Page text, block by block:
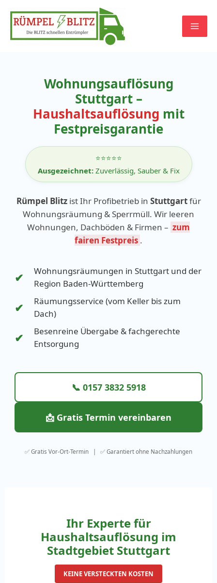
Inhalt
springen
Wohnungsauflösung
Stuttgart –
Haushaltsauflösung mit
Festpreisgarantie
⭐⭐⭐⭐⭐
Ausgezeichnet:Zuverlässig, Sauber & Fix
Rümpel Blitzist Ihr Profibetrieb in Stuttgartfür
Wohnungsräumung & Sperrmüll. Wir leeren
Wohnungen, Dachböden & Firmen – zum
fairen Festpreis .
✔
Wohnungsräumungen in Stuttgart und der
Region Baden-Württemberg
✔
Räumungsservice (vom Keller bis zum
Dach)
✔
Besenreine Übergabe & fachgerechte
Entsorgung
📞 0157 3832 5918
📩 Gratis Termin vereinbaren
✅ Gratis Vor-Ort-Termin | ✅ Garantiert ohne Nachzahlungen
Ihr Experte für
Haushaltsauflösung im
Stadtgebiet Stuttgart
KEINE VERSTECKTEN KOSTEN